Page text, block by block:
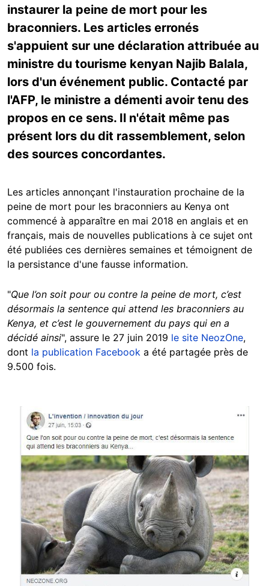
instaurer la peine de mort pour les
braconniers. Les articles erronés
s'appuient sur une déclaration attribuée au
ministre du tourisme kenyan Najib Balala,
lors d'un événement public. Contacté par
l'AFP, le ministre a démenti avoir tenu des
propos en ce sens. Il n'était même pas
présent lors du dit rassemblement, selon
des sources concordantes.
Les articles annonçant l'instauration prochaine de la
peine de mort pour les braconniers au Kenya ont
commencé à apparaître en mai 2018 en anglais et en
français, mais de nouvelles publications à ce sujet ont
été publiées ces dernières semaines et témoignent de
la persistance d'une fausse information.
"Que l’on soit pour ou contre la peine de mort, c’est
désormais la sentence qui attend les braconniers au
Kenya, et c’est le gouvernement du pays qui en a
décidé ainsi", assure le 27 juin 2019 le site NeozOne,
dont la publication Facebook a été partagée près de
9.500 fois.
Image